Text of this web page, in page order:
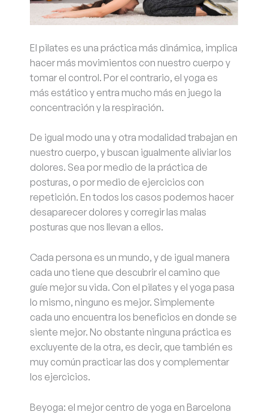
El pilates es una práctica más dinámica, implica
hacer más movimientos con nuestro cuerpo y
tomar el control. Por el contrario, el yoga es
más estático y entra mucho más en juego la
concentración y la respiración.
De igual modo una y otra modalidad trabajan en
nuestro cuerpo, y buscan igualmente aliviar los
dolores. Sea por medio de la práctica de
posturas, o por medio de ejercicios con
repetición. En todos los casos podemos hacer
desaparecer dolores y corregir las malas
posturas que nos llevan a ellos.
Cada persona es un mundo, y de igual manera
cada uno tiene que descubrir el camino que
guíe mejor su vida. Con el pilates y el yoga pasa
lo mismo, ninguno es mejor. Simplemente
cada uno encuentra los beneficios en donde se
siente mejor. No obstante ninguna práctica es
excluyente de la otra, es decir, que también es
muy común practicar las dos y complementar
los ejercicios.
Beyoga: el mejor centro de yoga en Barcelona